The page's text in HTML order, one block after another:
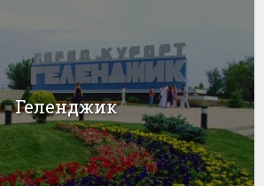
Геленджик